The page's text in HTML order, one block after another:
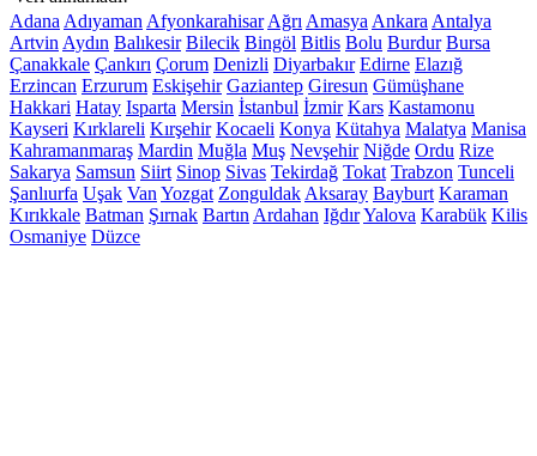
Adana Adıyaman Afyonkarahisar Ağrı Amasya Ankara Antalya
Artvin Aydın Balıkesir Bilecik Bingöl Bitlis Bolu Burdur Bursa
Çanakkale Çankırı Çorum Denizli Diyarbakır Edirne Elazığ
Erzincan Erzurum Eskişehir Gaziantep Giresun Gümüşhane
Hakkari Hatay Isparta Mersin İstanbul İzmir Kars Kastamonu
Kayseri Kırklareli Kırşehir Kocaeli Konya Kütahya Malatya Manisa
Kahramanmaraş Mardin Muğla Muş Nevşehir Niğde Ordu Rize
Sakarya Samsun Siirt Sinop Sivas Tekirdağ Tokat Trabzon Tunceli
Şanlıurfa Uşak Van Yozgat Zonguldak Aksaray Bayburt Karaman
Kırıkkale Batman Şırnak Bartın Ardahan IğdırYalova Karabük Kilis
Osmaniye Düzce